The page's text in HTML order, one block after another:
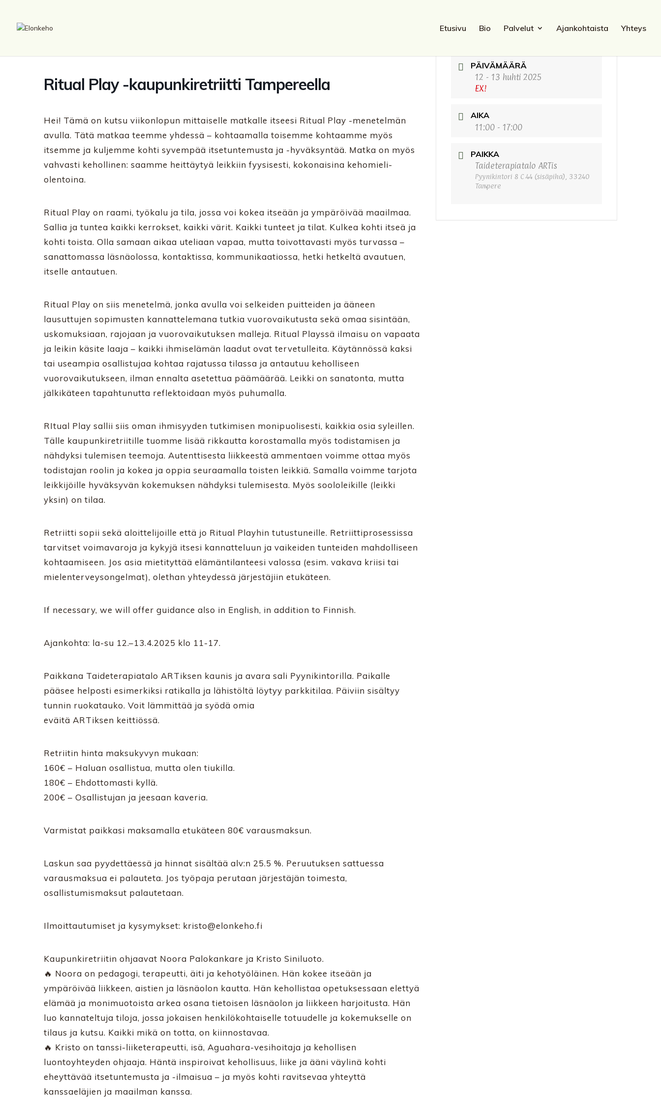
Etusivu Bio Palvelut Ajankohtaista Yhteys
Ritual Play -kaupunkiretriitti Tampereella
Hei! Tämä on kutsu viikonlopun mittaiselle matkalle itseesi Ritual Play -menetelmän
avulla. Tätä matkaa teemme yhdessä – kohtaamalla toisemme kohtaamme myös
itsemme ja kuljemme kohti syvempää itsetuntemusta ja -hyväksyntää. Matka on myös
vahvasti kehollinen: saamme heittäytyä leikkiin fyysisesti, kokonaisina kehomieli-
olentoina.
Ritual Play on raami, työkalu ja tila, jossa voi kokea itseään ja ympäröivää maailmaa.
Sallia ja tuntea kaikki kerrokset, kaikki värit. Kaikki tunteet ja tilat. Kulkea kohti itseä ja
kohti toista. Olla samaan aikaa uteliaan vapaa, mutta toivottavasti myös turvassa –
sanattomassa läsnäolossa, kontaktissa, kommunikaatiossa, hetki hetkeltä avautuen,
itselle antautuen.
Ritual Play on siis menetelmä, jonka avulla voi selkeiden puitteiden ja ääneen
lausuttujen sopimusten kannattelemana tutkia vuorovaikutusta sekä omaa sisintään,
uskomuksiaan, rajojaan ja vuorovaikutuksen malleja. Ritual Playssä ilmaisu on vapaata
ja leikin käsite laaja – kaikki ihmiselämän laadut ovat tervetulleita. Käytännössä kaksi
tai useampia osallistujaa kohtaa rajatussa tilassa ja antautuu keholliseen
vuorovaikutukseen, ilman ennalta asetettua päämäärää. Leikki on sanatonta, mutta
jälkikäteen tapahtunutta reflektoidaan myös puhumalla.
RItual Play sallii siis oman ihmisyyden tutkimisen monipuolisesti, kaikkia osia syleillen.
Tälle kaupunkiretriitille tuomme lisää rikkautta korostamalla myös todistamisen ja
nähdyksi tulemisen teemoja. Autenttisesta liikkeestä ammentaen voimme ottaa myös
todistajan roolin ja kokea ja oppia seuraamalla toisten leikkiä. Samalla voimme tarjota
leikkijöille hyväksyvän kokemuksen nähdyksi tulemisesta. Myös soololeikille (leikki
yksin) on tilaa.
Retriitti sopii sekä aloittelijoille että jo Ritual Playhin tutustuneille. Retriittiprosessissa
tarvitset voimavaroja ja kykyjä itsesi kannatteluun ja vaikeiden tunteiden mahdolliseen
kohtaamiseen. Jos asia mietityttää elämäntilanteesi valossa (esim. vakava kriisi tai
mielenterveysongelmat), olethan yhteydessä järjestäjiin etukäteen.
If necessary, we will offer guidance also in English, in addition to Finnish.
Ajankohta: la-su 12.–13.4.2025 klo 11-17.
Paikkana Taideterapiatalo ARTiksen kaunis ja avara sali Pyynikintorilla. Paikalle
pääsee helposti esimerkiksi ratikalla ja lähistöltä löytyy parkkitilaa. Päiviin sisältyy
tunnin ruokatauko. Voit lämmittää ja syödä omia
eväitä ARTiksen keittiössä.
Retriitin hinta maksukyvyn mukaan:
160€ – Haluan osallistua, mutta olen tiukilla.
180€ – Ehdottomasti kyllä.
200€ – Osallistujan ja jeesaan kaveria.
Varmistat paikkasi maksamalla etukäteen 80€ varausmaksun.
Laskun saa pyydettäessä ja hinnat sisältää alv:n 25.5 %. Peruutuksen sattuessa
varausmaksua ei palauteta. Jos työpaja perutaan järjestäjän toimesta,
osallistumismaksut palautetaan.
Ilmoittautumiset ja kysymykset: kristo@elonkeho.fi
Kaupunkiretriitin ohjaavat Noora Palokankare ja Kristo Siniluoto.
🔥 Noora on pedagogi, terapeutti, äiti ja kehotyöläinen. Hän kokee itseään ja
ympäröivää liikkeen, aistien ja läsnäolon kautta. Hän kehollistaa opetuksessaan elettyä
elämää ja monimuotoista arkea osana tietoisen läsnäolon ja liikkeen harjoitusta. Hän
luo kannateltuja tiloja, jossa jokaisen henkilökohtaiselle totuudelle ja kokemukselle on
tilaus ja kutsu. Kaikki mikä on totta, on kiinnostavaa.
🔥 Kristo on tanssi-liiketerapeutti, isä, Aguahara-vesihoitaja ja kehollisen
luontoyhteyden ohjaaja. Häntä inspiroivat kehollisuus, liike ja ääni väylinä kohti
eheyttävää itsetuntemusta ja -ilmaisua – ja myös kohti ravitsevaa yhteyttä
kanssaeläjien ja maailman kanssa.
PÄIVÄMÄÄRÄ
12 - 13 huhti 2025
EX!
AIKA
11:00 - 17:00
PAIKKA
Taideterapiatalo ARTis
Pyynikintori 8 C 44 (sisäpiha), 33240
Tampere